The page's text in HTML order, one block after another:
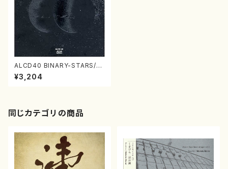
ALCD40 BINARY-STARS/松
平頼暁ピアノ作品集(ピアノ/松
平頼暁/CD)
¥3,204
同じカテゴリの商品